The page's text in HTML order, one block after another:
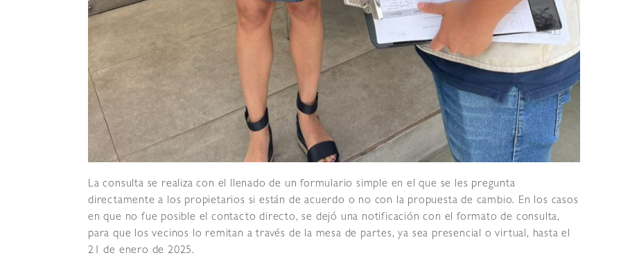
La consulta se realiza con el llenado de un formulario simple en el que se les pregunta
directamente a los propietarios si están de acuerdo o no con la propuesta de cambio. En los casos
en que no fue posible el contacto directo, se dejó una notificación con el formato de consulta,
para que los vecinos lo remitan a través de la mesa de partes, ya sea presencial o virtual, hasta el
21 de enero de 2025.